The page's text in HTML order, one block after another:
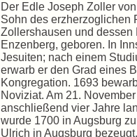
Der Edle Joseph Zoller
Sohn des erzherzoglichen
Zollershausen und dessen
Enzenberg, geboren. In
Jesuiten; nach einem
erwarb er den Grad eines
Kongregation. 1693
Noviziat. Am 21.
anschließend vier Jahre
wurde 1700 in Augsburg
Ulrich in Augsburg